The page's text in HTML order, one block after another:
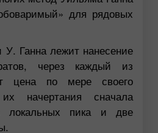
для рядовых
У. Ганна лежит нанесение
через каждый из
цена по мере своего
начертания сначала
локальных пика и две